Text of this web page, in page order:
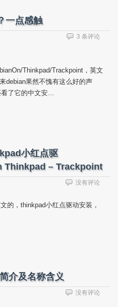
一点感触
3 条评论
Thinkpad/Trackpoint，英文
debian果然不愧有这么好的声
看了它的中文安…
小红点驱
Thinkpad – Trackpoint
没有评论
的，thinkpad小红点驱动安装，
介及名称含义
没有评论